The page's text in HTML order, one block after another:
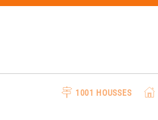
Passer
1001 HOUSSES